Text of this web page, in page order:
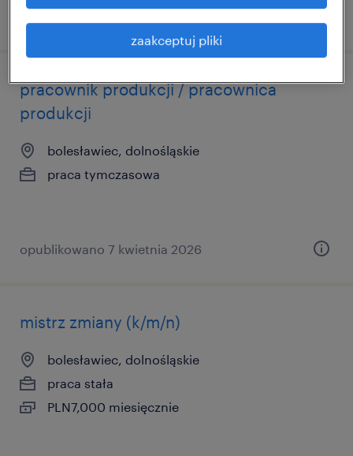
pracownik produkcji / pracownica
produkcji
bolesławiec, dolnośląskie
praca tymczasowa
opublikowano 7 kwietnia 2026
mistrz zmiany (k/m/n)
bolesławiec, dolnośląskie
praca stała
PLN7,000 miesięcznie
zaakceptuj pliki